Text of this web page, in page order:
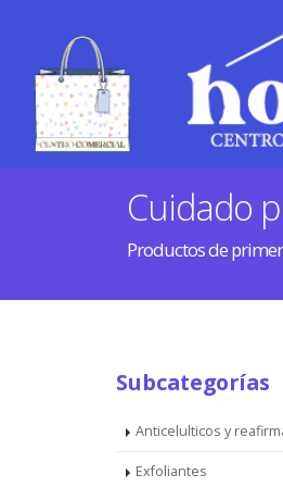
Cuidado
Productos de
Subcategorías
Anticelulticos y
Exfoliantes